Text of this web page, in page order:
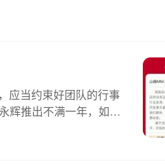
应当约束好团队的行事
辉推出不满一年，如同